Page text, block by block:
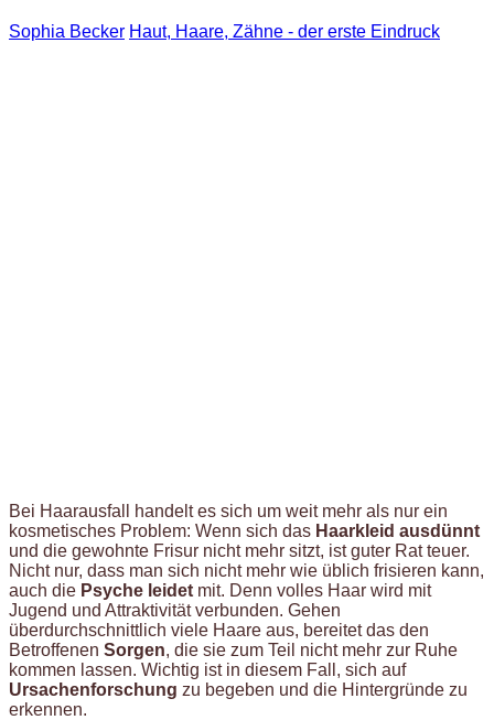
Sophia Becker Haut, Haare, Zähne - der erste Eindruck
Bei Haarausfall handelt es sich um weit mehr als nur ein
kosmetisches Problem: Wenn sich das Haarkleid ausdünnt
und die gewohnte Frisur nicht mehr sitzt, ist guter Rat teuer.
Nicht nur, dass man sich nicht mehr wie üblich frisieren kann,
auch die Psyche leidet mit. Denn volles Haar wird mit
Jugend und Attraktivität verbunden. Gehen
überdurchschnittlich viele Haare aus, bereitet das den
Betroffenen Sorgen, die sie zum Teil nicht mehr zur Ruhe
kommen lassen. Wichtig ist in diesem Fall, sich auf
Ursachenforschung zu begeben und die Hintergründe zu
erkennen.